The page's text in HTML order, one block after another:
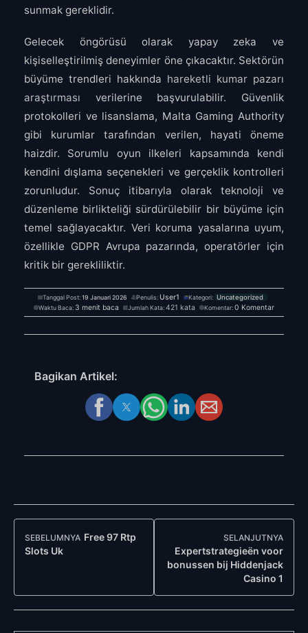
sunmak gereklidir.
Gelecek öngörüsü olarak yapay zeka ve
kişiselleştirilmiş deneyimler öne çıkacaktır. Sektörün
büyüme trendleri hakkında hareketli kumar pazarı
araştırması verilerine başvurulabilir. Güvenlik
protokolleri ve lisanslama, Malta Gaming Authority
gibi kurumlar tarafından verilen, hayati öneme
haizdir. Sorumlu oyun ilkeleri kapsamında kendi
kendini dışlama seçenekleri ve gerçeklik kontrolleri
zorunludur. Sonuç itibarıyla olarak teknoloji ve
düzenleme birlikteliği sürdürülebilir bir büyüme için
temel sağlayacaktır. Veri koruma yasalarına uyum,
özellikle GDPR Avrupa pazarında, operatörler için
kritik bir gerekliliktir.
Tanggal Post: 19 Januari 2026 Penulis: User1 Kategori: Uncategorized
Waktu Baca: 3 menit baca Jumlah Kata:421 kata Komentar:0 Komentar
Bagikan Artikel:
Navigasi
Post
SEBELUMNYA Free 97 Rtp
Slots Uk
SELANJUTNYA
Expertstrategieën voor
bonussen bij Hiddenjack
Casino 1